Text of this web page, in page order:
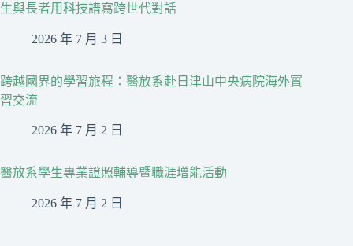
生與長者用科技譜寫跨世代對話
2026 年 7 月 3 日
跨越國界的學習旅程：醫放系赴日津山中央病院海外實
習交流
2026 年 7 月 2 日
醫放系學生專業證照輔導暨職涯增能活動
2026 年 7 月 2 日